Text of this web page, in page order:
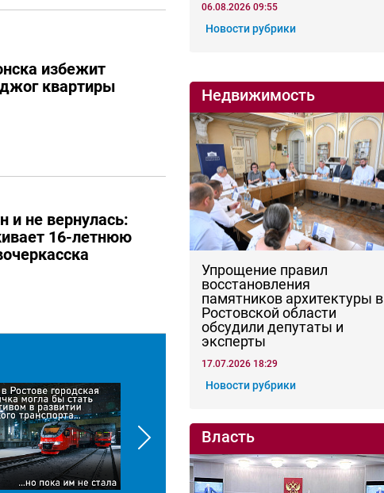
избежит
квартиры
и не вернулась:
16-летнюю
06.08.2026 09:55
Новости рубрики
Недвижимость
Упрощение правил
восстановления
памятников архитектуры в
Ростовской области
обсудили депутаты и
эксперты
17.07.2026 18:29
Новости рубрики
Власть